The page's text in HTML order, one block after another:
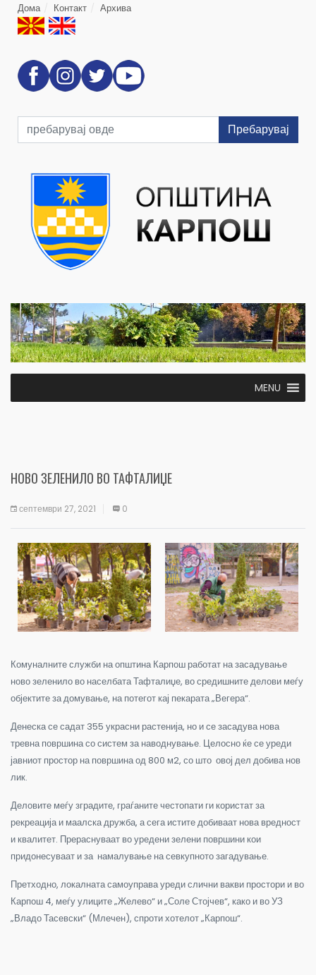
Дома Контакт Архива
Пребарувај
MENU
НОВО ЗЕЛЕНИЛО ВО ТАФТАЛИЏЕ
септември 27, 2021 0
Комуналните служби на општина Карпош работат на засадување
ново зеленило во населбата Тафталиџе, во средишните делови меѓу
објектите за домување, на потегот кај пекарата „Вегера“.
Денеска се садат 355 украсни растенија, но и се засадува нова
тревна површина со систем за наводнување. Целосно ќе се уреди
јавниот простор на површина од800 м2, со што овој дел добива нов
лик.
Деловите меѓу зградите, граѓаните честопати ги користат за
рекреација и маалска дружба, а сега истите добиваат нова вредност
и квалитет. Прераснуваат во уредени зелени површини кои
придонесуваат и за намалување на севкупното загадување.
Претходно, локалната самоуправа уреди слични вакви простори и во
Карпош 4, меѓу улиците „Желево“ и „Соле Стојчев“, како и во УЗ
„Владо Тасевски“ (Млечен), спроти хотелот „Карпош“.